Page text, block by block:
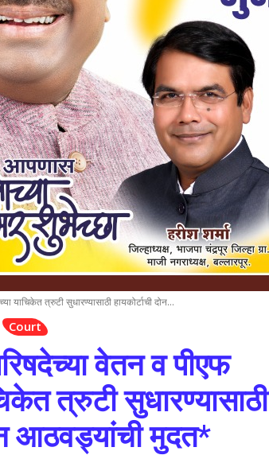
याचिकेत त्रुटी सुधारण्यासाठी हायकोर्टाची दोन...
Court
वेतन व पीएफ
त्रुटी सुधारण्यासाठी
आठवड्यांची मुदत*